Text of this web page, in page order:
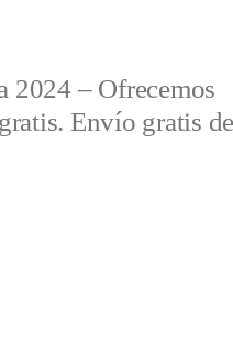
2024 – Ofrecemos
Envío gratis